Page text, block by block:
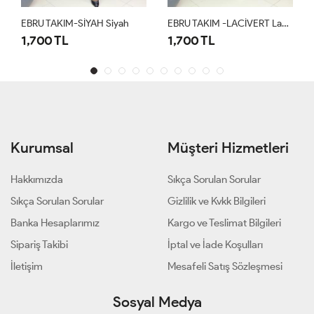
EBRU TAKIM-SİYAH Siyah
1,700 TL
EBRU TAKIM -LACİVERT Lacivert
1,700 TL
Kurumsal
Hakkımızda
Sıkça Sorulan Sorular
Banka Hesaplarımız
Sipariş Takibi
İletişim
Müşteri Hizmetleri
Sıkça Sorulan Sorular
Gizlilik ve Kvkk Bilgileri
Kargo ve Teslimat Bilgileri
İptal ve İade Koşulları
Mesafeli Satış Sözleşmesi
Sosyal Medya